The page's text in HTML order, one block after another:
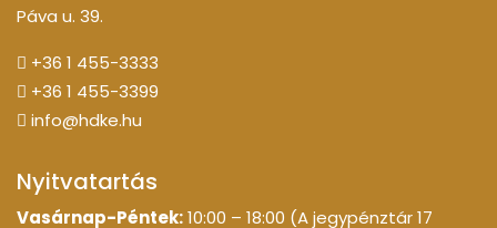
Páva u. 39.
+36 1 455-3333
+36 1 455-3399
info@hdke.hu
Nyitvatartás
Vasárnap-Péntek:10:00 – 18:00 (A jegypénztár 17